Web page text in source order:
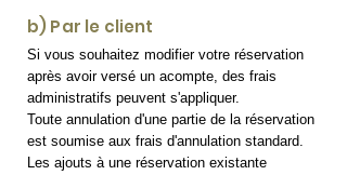
b) Par le client
Si vous souhaitez modifier votre réservation
après avoir versé un acompte, des frais
administratifs peuvent s'appliquer.
Toute annulation d'une partie de la réservation
est soumise aux frais d'annulation standard.
Les ajouts à une réservation existante